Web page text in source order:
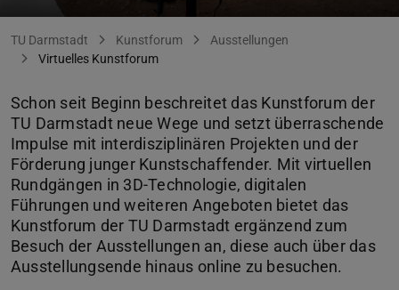
Sie befinden sich hier:
TU Darmstadt Kunstforum
Ausstellungen
Virtuelles Kunstforum
Schon seit Beginn beschreitet das Kunstforum der
TU Darmstadt neue Wege und setzt überraschende
Impulse mit interdisziplinären Projekten und der
Förderung junger Kunstschaffender. Mit virtuellen
Rundgängen in 3D-Technologie, digitalen
Führungen und weiteren Angeboten bietet das
Kunstforum der TU Darmstadt ergänzend zum
Besuch der Ausstellungen an, diese auch über das
Ausstellungsende hinaus online zu besuchen.